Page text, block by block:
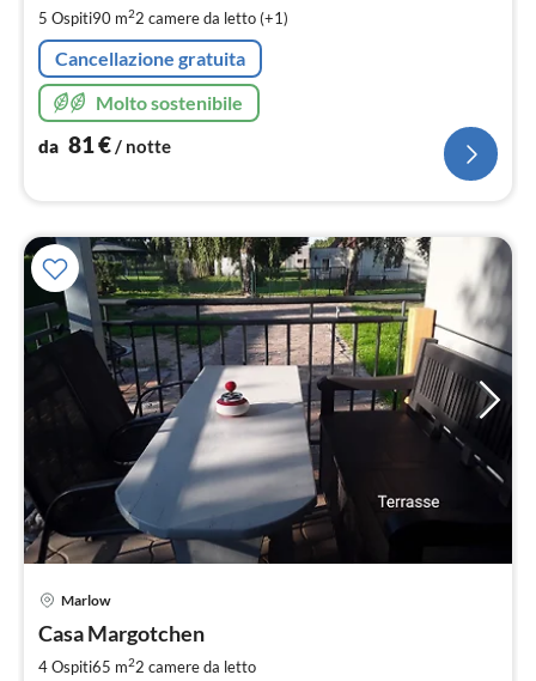
5 Ospiti90 m22 camere da letto (+1)
Cancellazione gratuita
Molto sostenibile
da 81€/ notte
Marlow
Casa Margotchen
4 Ospiti65 m22 camere da letto